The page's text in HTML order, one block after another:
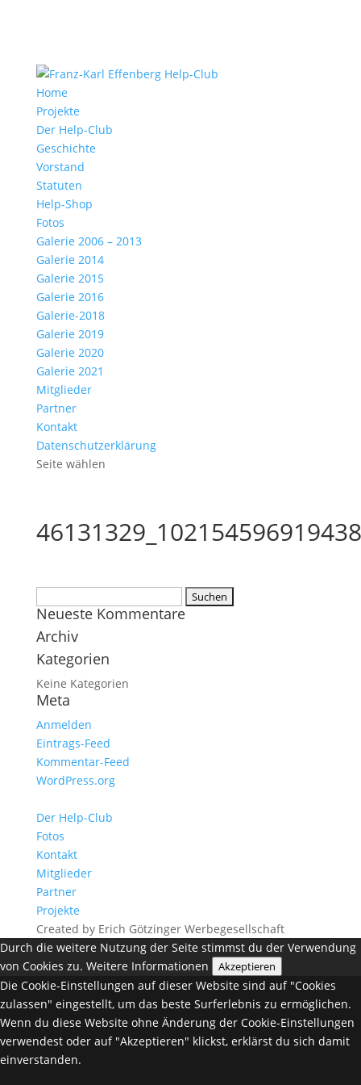
Home
Projekte
Der Help-Club
Geschichte
Vorstand
Statuten
Help-Shop
Fotos
Galerie 2006 – 2013
Galerie 2014
Galerie 2015
Galerie 2016
Galerie-2018
Galerie 2019
Galerie 2020
Galerie 2021
Mitglieder
Partner
Kontakt
Datenschutzerklärung
Seite wählen
nach:
Neueste Kommentare
Archiv
Kategorien
Keine Kategorien
Meta
Anmelden
Eintrags-Feed
Kommentar-Feed
WordPress.org
Der Help-Club
Fotos
Kontakt
Mitglieder
Partner
Projekte
Created by Erich Götzinger Werbegesellschaft
Durch die weitere Nutzung der Seite stimmst du der Verwendung
von Cookies zu. Weitere Informationen Akzeptieren
Die Cookie-Einstellungen auf dieser Website sind auf "Cookies
zulassen" eingestellt, um das beste Surferlebnis zu ermöglichen.
Wenn du diese Website ohne Änderung der Cookie-Einstellungen
verwendest oder auf "Akzeptieren" klickst, erklärst du sich damit
einverstanden.